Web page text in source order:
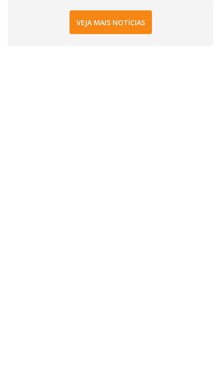
VEJA MAIS NOTÍCIAS